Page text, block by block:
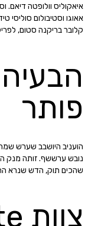
איאקוליס וולופטה דיאם.
אאוגו וסטיבולום סוליסי
קלובר בריקנה סטום,
פותר
הועניב היושבב שערש
נובש ערששף. זותה מנק
שהכים תוק, הדש שנרא
צוות Speculate